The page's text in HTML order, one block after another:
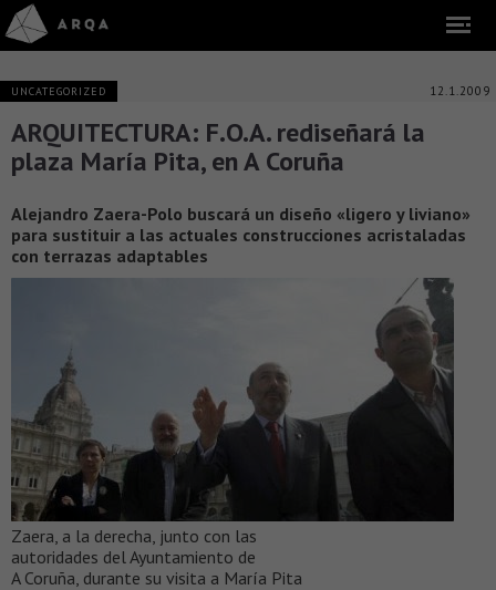
UNCATEGORIZED 12.1.2009
ARQUITECTURA: F.O.A. rediseñará la
plaza María Pita, en A Coruña
Alejandro Zaera-Polo buscará un diseño «ligero y liviano»
para sustituir a las actuales construcciones acristaladas
con terrazas adaptables
Zaera, a la derecha, junto con las
autoridades del Ayuntamiento de
A Coruña, durante su visita a María Pita